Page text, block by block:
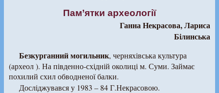
Пам’ятки археології
Ганна Некрасова, Лариса
Білинська
Безкурганний могильник, черняхівська культура
(археол ). На південно-східній околиці м. Суми. Займає
похилий схил обводненої балки.
Досліджувався у 1983 – 84 Г.Некрасовою.